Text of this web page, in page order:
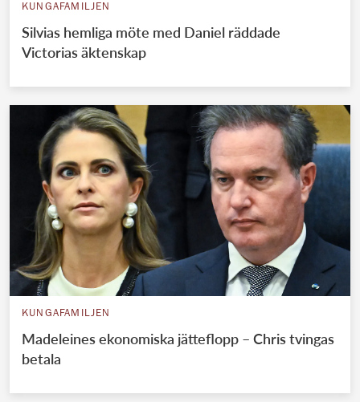
KUNGAFAMILJEN
Silvias hemliga möte med Daniel räddade
Victorias äktenskap
KUNGAFAMILJEN
Madeleines ekonomiska jätteflopp – Chris tvingas
betala